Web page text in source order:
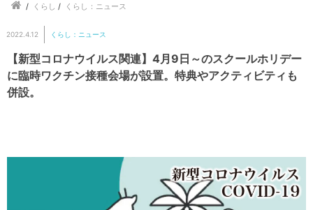
/ くらし / くらし：ニュース
2022.4.12 くらし：ニュース
【新型コロナウイルス関連】4月9日～のスクールホリデー
に臨時ワクチン接種会場が設置。特典やアクティビティも
併設。